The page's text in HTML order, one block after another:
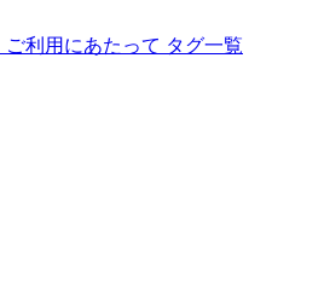
ご利用にあたって タグ一覧